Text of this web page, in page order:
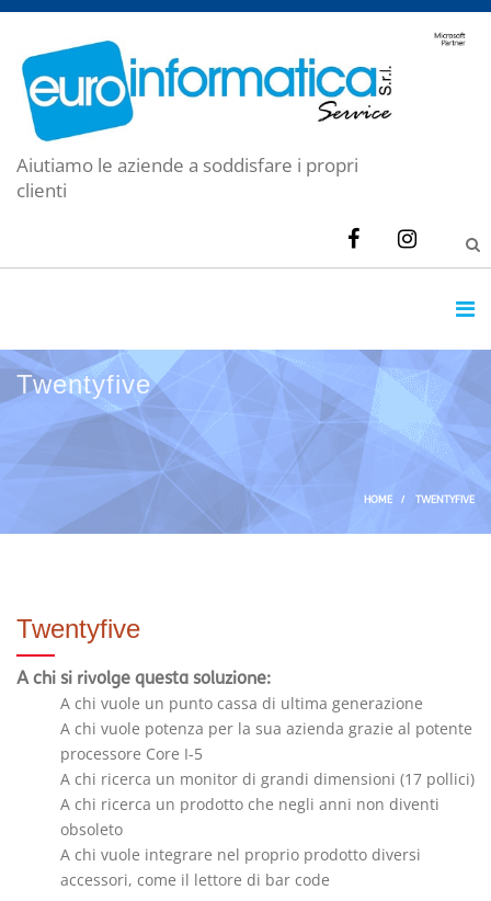
Aiutiamo le aziende a soddisfare i propri
clienti
Twentyfive
HOME / TWENTYFIVE
Twentyfive
A chi si rivolge questa soluzione:
A chi vuole un punto cassa di ultima generazione
A chi vuole potenza per la sua azienda grazie al potente
processore Core I-5
A chi ricerca un monitor di grandi dimensioni (17 pollici)
A chi ricerca un prodotto che negli anni non diventi
obsoleto
A chi vuole integrare nel proprio prodotto diversi
accessori, come il lettore di bar code